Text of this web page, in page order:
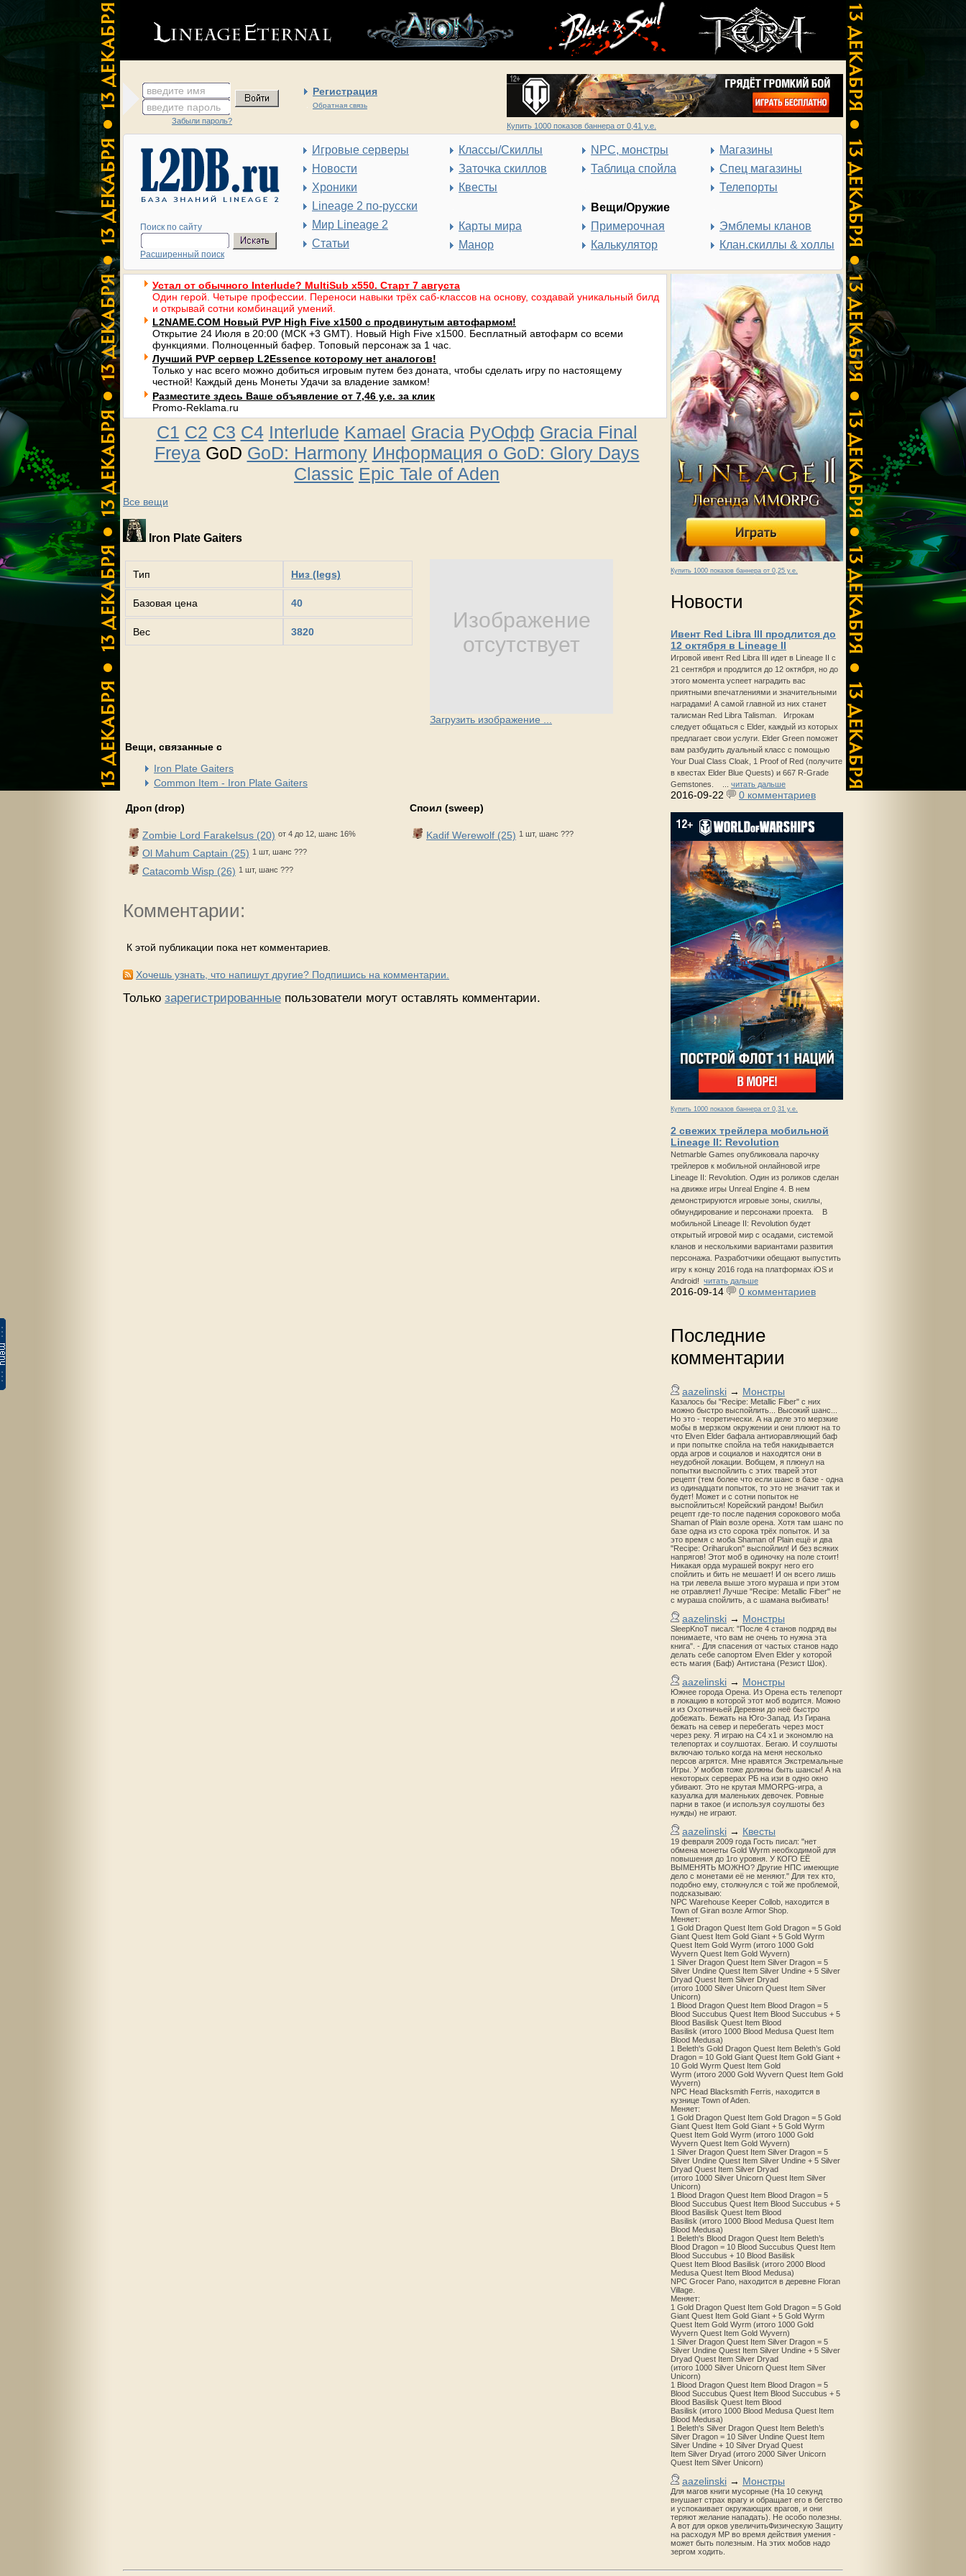
введите имя Регистрация
Обратная связь
введите пароль
Забыли пароль?
Купить 1000 показов баннера от 0,41 у.е.
Поиск по сайту
Расширенный поиск
Игровые серверы
Новости
Хроники
Lineage 2 по-русски
Мир Lineage 2
Статьи
Классы/Скиллы
Заточка скиллов
Квесты
Карты мира
Манор
NPC, монстры
Таблица спойла
Вещи/Оружие
Примерочная
Калькулятор
Магазины
Спец магазины
Телепорты
Эмблемы кланов
Клан.скиллы & холлы
Купить 1000 показов баннера от 0,25 у.е.
Новости
Ивент Red Libra III продлится до
12 октября в Lineage II
Игровой ивент Red Libra III идет в Lineage II с
21 сентября и продлится до 12 октября, но до
этого момента успеет наградить вас
приятными впечатлениями и значительными
наградами! А самой главной из них станет
талисман Red Libra Talisman. Игрокам
следует общаться с Elder, каждый из которых
предлагает свои услуги. Elder Green поможет
вам разбудить дуальный класс с помощью
Your Dual Class Cloak, 1 Proof of Red (получите
в квестах Elder Blue Quests) и 667 R-Grade
Gemstones. ... читать дальше
2016-09-22 0 комментариев
Купить 1000 показов баннера от 0,31 у.е.
2 свежих трейлера мобильной
Lineage II: Revolution
Netmarble Games опубликовала парочку
трейлеров к мобильной онлайновой игре
Lineage II: Revolution. Один из роликов сделан
на движке игры Unreal Engine 4. В нем
демонстрируются игровые зоны, скиллы,
обмундирование и персонажи проекта. В
мобильной Lineage II: Revolution будет
открытый игровой мир с осадами, системой
кланов и несколькими вариантами развития
персонажа. Разработчики обещают выпустить
игру к концу 2016 года на платформах iOS и
Android! читать дальше
2016-09-14 0 комментариев
Последние
комментарии
aazelinski → Монстры
Казалось бы "Recipe: Metallic Fiber" с них
можно быстро выспойлить... Высокий шанс...
Но это - теоретически. А на деле это мерзкие
мобы в мерзком окружении и они плюют на то
что Elven Elder бафала антиоравляющий баф
и при попытке спойла на тебя накидывается
орда агров и социалов и находятся они в
неудобной локации. Вобщем, я плюнул на
попытки выспойлить с этих тварей этот
рецепт (тем более что если шанс в базе - одна
из одинадцати попыток, то это не значит так и
будет! Может и с сотни попыток не
выспойлиться! Корейский рандом! Выбил
рецепт где-то после падения сорокового моба
Shaman of Plain возле орена. Хотя там шанс по
базе одна из сто сорока трёх попыток. И за
это время с моба Shaman of Plain ещё и два
"Recipe: Oriharukon" выспойлил! И без всяких
напрягов! Этот моб в одиночку на поле стоит!
Никакая орда мурашей вокруг него его
спойлить и бить не мешает! И он всего лишь
на три левела выше этого мураша и при этом
не отравляет! Лучше "Recipe: Metallic Fiber" не
с мураша спойлить, а с шамана выбивать!
aazelinski → Монстры
SleepKnoT писал: "После 4 станов подряд вы
понимаете, что вам не очень то нужна эта
книга". - Для спасения от частых станов надо
делать себе сапортом Elven Elder у которой
есть магия (Баф) Антистана (Резист Шок).
aazelinski → Монстры
Южнее города Орена. Из Орена есть телепорт
в локацию в которой этот моб водится. Можно
и из Охотничьей Деревни до неё быстро
добежать. Бежать на Юго-Запад. Из Гирана
бежать на север и перебегать через мост
через реку. Я играю на С4 х1 и экономлю на
телепортах и соулшотах. Бегаю. И соулшоты
включаю только когда на меня несколько
персов агрятся. Мне нравятся Экстремальные
Игры. У мобов тоже должны быть шансы! А на
некоторых серверах РБ на изи в одно окно
убивают. Это не крутая MMORPG-игра, а
казуалка для маленьких девочек. Ровные
парни в такое (и используя соулшоты без
нужды) не играют.
aazelinski → Квесты
19 февраля 2009 года Гость писал: "нет
обмена монеты Gold Wyrm необходимой для
повышения до 1го уровня. У КОГО ЕЁ
ВЫМЕНЯТЬ МОЖНО? Другие НПС имеющие
дело с монетами её не меняют." Для тех кто,
подобно ему, столкнулся с той же проблемой,
подсказываю:
NPC Warehouse Keeper Collob, находится в
Town of Giran возле Armor Shop.
Меняет:
1 Gold Dragon Quest Item Gold Dragon = 5 Gold
Giant Quest Item Gold Giant + 5 Gold Wyrm
Quest Item Gold Wyrm (итого 1000 Gold
Wyvern Quest Item Gold Wyvern)
1 Silver Dragon Quest Item Silver Dragon = 5
Silver Undine Quest Item Silver Undine + 5 Silver
Dryad Quest Item Silver Dryad
(итого 1000 Silver Unicorn Quest Item Silver
Unicorn)
1 Blood Dragon Quest Item Blood Dragon = 5
Blood Succubus Quest Item Blood Succubus + 5
Blood Basilisk Quest Item Blood
Basilisk (итого 1000 Blood Medusa Quest Item
Blood Medusa)
1 Beleth's Gold Dragon Quest Item Beleth’s Gold
Dragon = 10 Gold Giant Quest Item Gold Giant +
10 Gold Wyrm Quest Item Gold
Wyrm (итого 2000 Gold Wyvern Quest Item Gold
Wyvern)
NPC Head Blacksmith Ferris, находится в
кузнице Town of Aden.
Меняет:
1 Gold Dragon Quest Item Gold Dragon = 5 Gold
Giant Quest Item Gold Giant + 5 Gold Wyrm
Quest Item Gold Wyrm (итого 1000 Gold
Wyvern Quest Item Gold Wyvern)
1 Silver Dragon Quest Item Silver Dragon = 5
Silver Undine Quest Item Silver Undine + 5 Silver
Dryad Quest Item Silver Dryad
(итого 1000 Silver Unicorn Quest Item Silver
Unicorn)
1 Blood Dragon Quest Item Blood Dragon = 5
Blood Succubus Quest Item Blood Succubus + 5
Blood Basilisk Quest Item Blood
Basilisk (итого 1000 Blood Medusa Quest Item
Blood Medusa)
1 Beleth's Blood Dragon Quest Item Beleth’s
Blood Dragon = 10 Blood Succubus Quest Item
Blood Succubus + 10 Blood Basilisk
Quest Item Blood Basilisk (итого 2000 Blood
Medusa Quest Item Blood Medusa)
NPC Grocer Pano, находится в деревне Floran
Village.
Меняет:
1 Gold Dragon Quest Item Gold Dragon = 5 Gold
Giant Quest Item Gold Giant + 5 Gold Wyrm
Quest Item Gold Wyrm (итого 1000 Gold
Wyvern Quest Item Gold Wyvern)
1 Silver Dragon Quest Item Silver Dragon = 5
Silver Undine Quest Item Silver Undine + 5 Silver
Dryad Quest Item Silver Dryad
(итого 1000 Silver Unicorn Quest Item Silver
Unicorn)
1 Blood Dragon Quest Item Blood Dragon = 5
Blood Succubus Quest Item Blood Succubus + 5
Blood Basilisk Quest Item Blood
Basilisk (итого 1000 Blood Medusa Quest Item
Blood Medusa)
1 Beleth's Silver Dragon Quest Item Beleth’s
Silver Dragon = 10 Silver Undine Quest Item
Silver Undine + 10 Silver Dryad Quest
Item Silver Dryad (итого 2000 Silver Unicorn
Quest Item Silver Unicorn)
aazelinski → Монстры
Для магов книги мусорные (На 10 секунд
внушает страх врагу и обращает его в бегство
и успокаивает окружающих врагов, и они
теряют желание нападать). Не особо полезны.
А вот для орков увеличитьФизическую Защиту
на расходуя MP во время действия умения -
может быть полезным. На этих мобов надо
зергом ходить.
Устал от обычного Interlude? MultiSub x550. Старт 7 августа
Один герой. Четыре профессии. Переноси навыки трёх саб-классов на основу, создавай уникальный билд
и открывай сотни комбинаций умений.
L2NAME.COM Новый PVP High Five x1500 с продвинутым автофармом!
Открытие 24 Июля в 20:00 (МСК +3 GMT). Новый High Five x1500. Бесплатный автофарм со всеми
функциями. Полноценный бафер. Топовый персонаж за 1 час.
Лучший PVP сервер L2Essence которому нет аналогов!
Только у нас всего можно добиться игровым путем без доната, чтобы сделать игру по настоящему
честной! Каждый день Монеты Удачи за владение замком!
Разместите здесь Ваше объявление от 7,46 у.е. за клик
Promo-Reklama.ru
C1 C2 C3 C4 Interlude Kamael Gracia РуОфф Gracia Final
FreyaGoD GoD: Harmony Информация о GoD: Glory Days
Classic Epic Tale of Aden
Все вещи
Iron Plate Gaiters
Тип Низ (legs)
Базовая цена 40
Вес 3820
Изображение
отсутствует
Загрузить изображение ...
Вещи, связанные с
Iron Plate Gaiters
Common Item - Iron Plate Gaiters
Дроп (drop)
Zombie Lord Farakelsus (20) от 4 до 12, шанс 16%
Ol Mahum Captain (25) 1 шт, шанс ???
Catacomb Wisp (26) 1 шт, шанс ???
Споил (sweep)
Kadif Werewolf (25) 1 шт, шанс ???
Комментарии:
К этой публикации пока нет комментариев.
Хочешь узнать, что напишут другие? Подпишись на комментарии.
Только зарегистрированные пользователи могут оставлять комментарии.